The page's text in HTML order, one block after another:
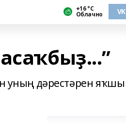
+16 °С
Облачно VK
уның дәрестәрен яҡшы